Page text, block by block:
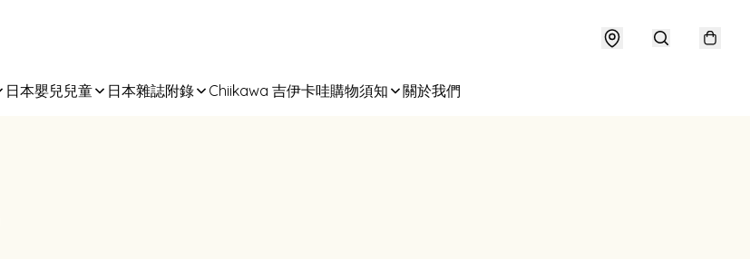
日本嬰兒兒童 日本雜誌附錄 Chiikawa 吉伊卡哇購物須知 關於我們